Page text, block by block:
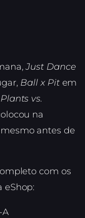
Just Dance
Ball x Pitem
Plants vs.
na
antes de
com os
eShop:
A